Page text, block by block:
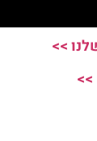
>>